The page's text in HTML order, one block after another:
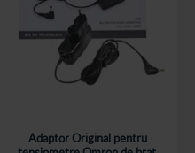
Adaptor Original pentru